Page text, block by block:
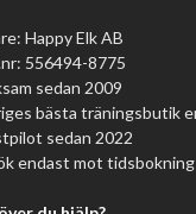
Happy Elk AB
556494-8775
sedan 2009
bästa träningsbutik
sedan 2022
endast mot tidsbokning